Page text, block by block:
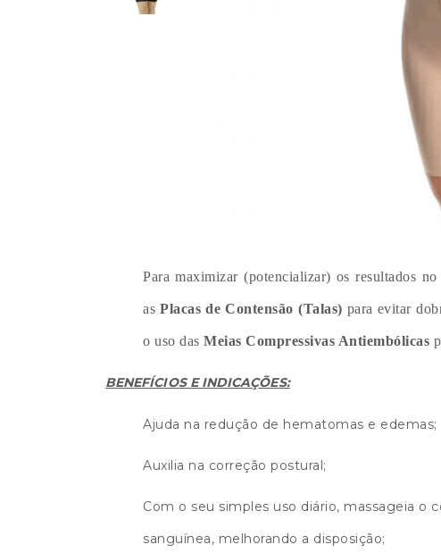
Para maximizar (potencializar) os resultados
asPlacas de Contensão (Talas) para evitar
o uso das Meias Compressivas Antiembólicas
BENEFÍCIOS E INDICAÇÕES:
Ajuda na redução de hematomas e edemas;
Auxilia na correção postural;
Com o seu simples uso diário, massageia o
sanguínea, melhorando a disposição;